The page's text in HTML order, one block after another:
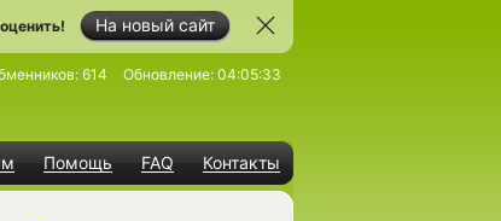
На новый сайт
Помощь FAQ Контакты
614 Обновление: 04:05:33